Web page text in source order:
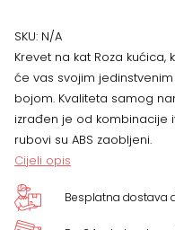
ljeva
desna
količina
SKU: N/A
Krevet na kat Roza
će vas svojim
bojom. Kvaliteta samog
izrađen je od kombinacije
rubovi su ABS zaobljeni.
Cijeli opis
Besplatna dostava